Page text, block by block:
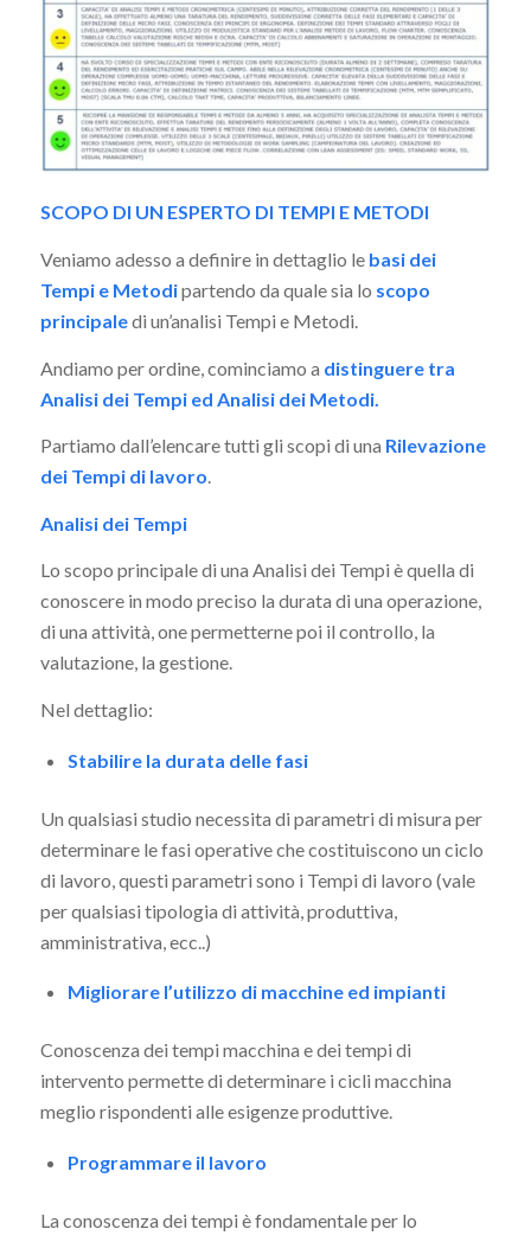
SCOPO DI UN ESPERTO DI TEMPI E METODI
Veniamo adesso a definire in dettaglio le basi dei
Tempi e Metodipartendo da quale sia lo scopo
principaledi un’analisi Tempi e Metodi.
Andiamo per ordine, cominciamo a distinguere tra
Analisi dei Tempi ed Analisi dei Metodi.
Partiamo dall’elencare tutti gli scopi di una Rilevazione
dei Tempi di lavoro.
Analisi dei Tempi
Lo scopo principale di una Analisi dei Tempi è quella di
conoscere in modo preciso la durata di una operazione,
di una attività, one permetterne poi il controllo, la
valutazione, la gestione.
Nel dettaglio:
Stabilire la durata delle fasi
Un qualsiasi studio necessita di parametri di misura per
determinare le fasi operative che costituiscono un ciclo
di lavoro, questi parametri sono i Tempi di lavoro (vale
per qualsiasi tipologia di attività, produttiva,
amministrativa, ecc..)
Migliorare l’utilizzo di macchine ed impianti
Conoscenza dei tempi macchina e dei tempi di
intervento permette di determinare i cicli macchina
meglio rispondenti alle esigenze produttive.
Programmare il lavoro
La conoscenza dei tempi è fondamentale per lo